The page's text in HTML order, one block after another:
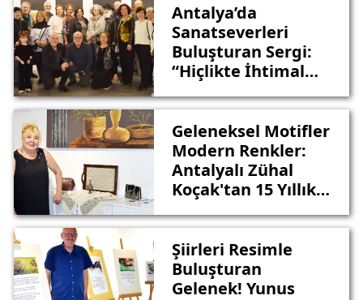
Antalya’da
Sanatseverleri
Buluşturan Sergi:
“Hiçlikte İhtimal
Geleneksel Motifler
Modern Renkler:
Antalyalı Zühal
Koçak'tan 15 Yıllık
Şiirleri Resimle
Buluşturan
Gelenek! Yunus